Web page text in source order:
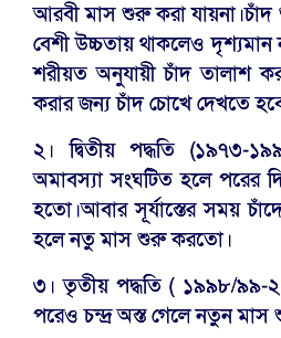
আরবী মাস শুরু করা যায়না।চাঁদ
বেশী উচ্চতায় থাকলেও দৃশ্যমান
শরীয়ত অনুযায়ী চাঁদ তালাশ
করার জন্য চাঁদ চোখে দেখতে
২। দ্বিতীয় পদ্ধতি (১৯৭৩-
অমাবস্যা সংঘটিত হলে পরের
হতো।আবার সূর্যাস্তের সময়
হলে নতু মাস শুরু করতো।
৩। তৃতীয় পদ্ধতি ( ১৯৯৮/৯৯-
পরেও চন্দ্র অস্ত গেলে নতুন